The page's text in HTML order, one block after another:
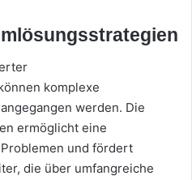
komplexe
werden. Die
ermöglicht eine
und fördert
die über umfangreiche